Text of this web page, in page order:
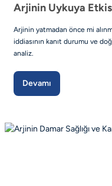
Arjinin yatmadan önce mi
iddiasının kanıt durumu ve
analiz.
Devamı